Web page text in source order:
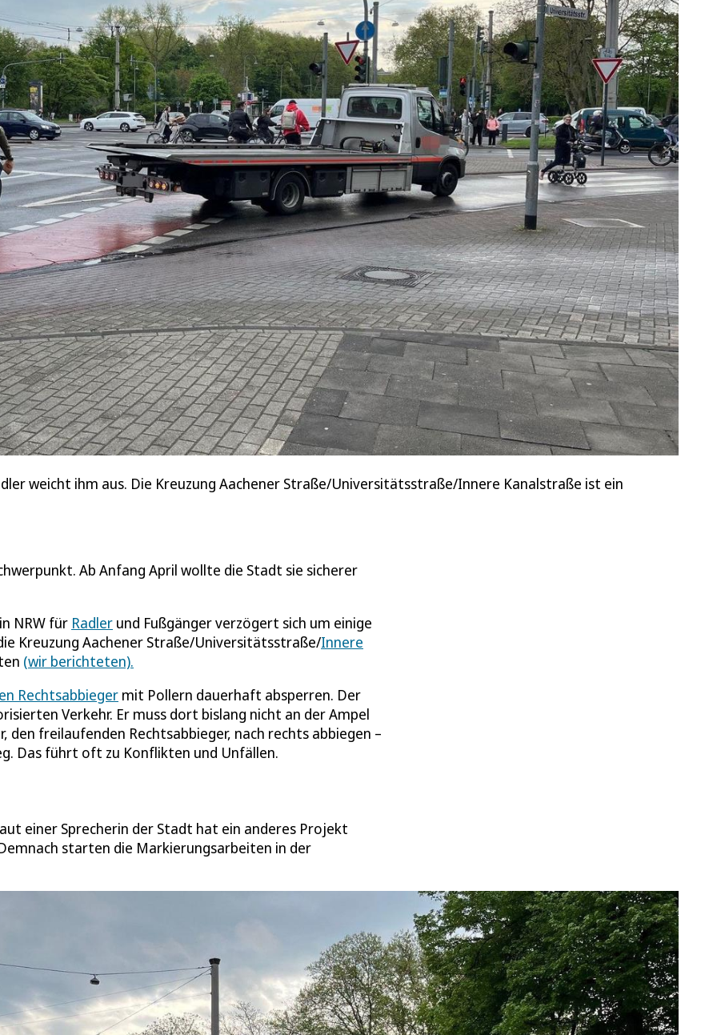
weicht ihm aus. Die Kreuzung Aachener Straße/Universitätsstraße/Innere Kanalstraße ist ein
Ab Anfang April wollte die Stadt sie sicherer
NRW für Radler und Fußgänger verzögert sich um einige
Kreuzung Aachener Straße/Universitätsstraße/Innere
(wir berichteten).
Rechtsabbieger mit Pollern dauerhaft absperren. Der
Verkehr. Er muss dort bislang nicht an der Ampel
freilaufenden Rechtsabbieger, nach rechts abbiegen –
Das führt oft zu Konflikten und Unfällen.
einer Sprecherin der Stadt hat ein anderes Projekt
starten die Markierungsarbeiten in der